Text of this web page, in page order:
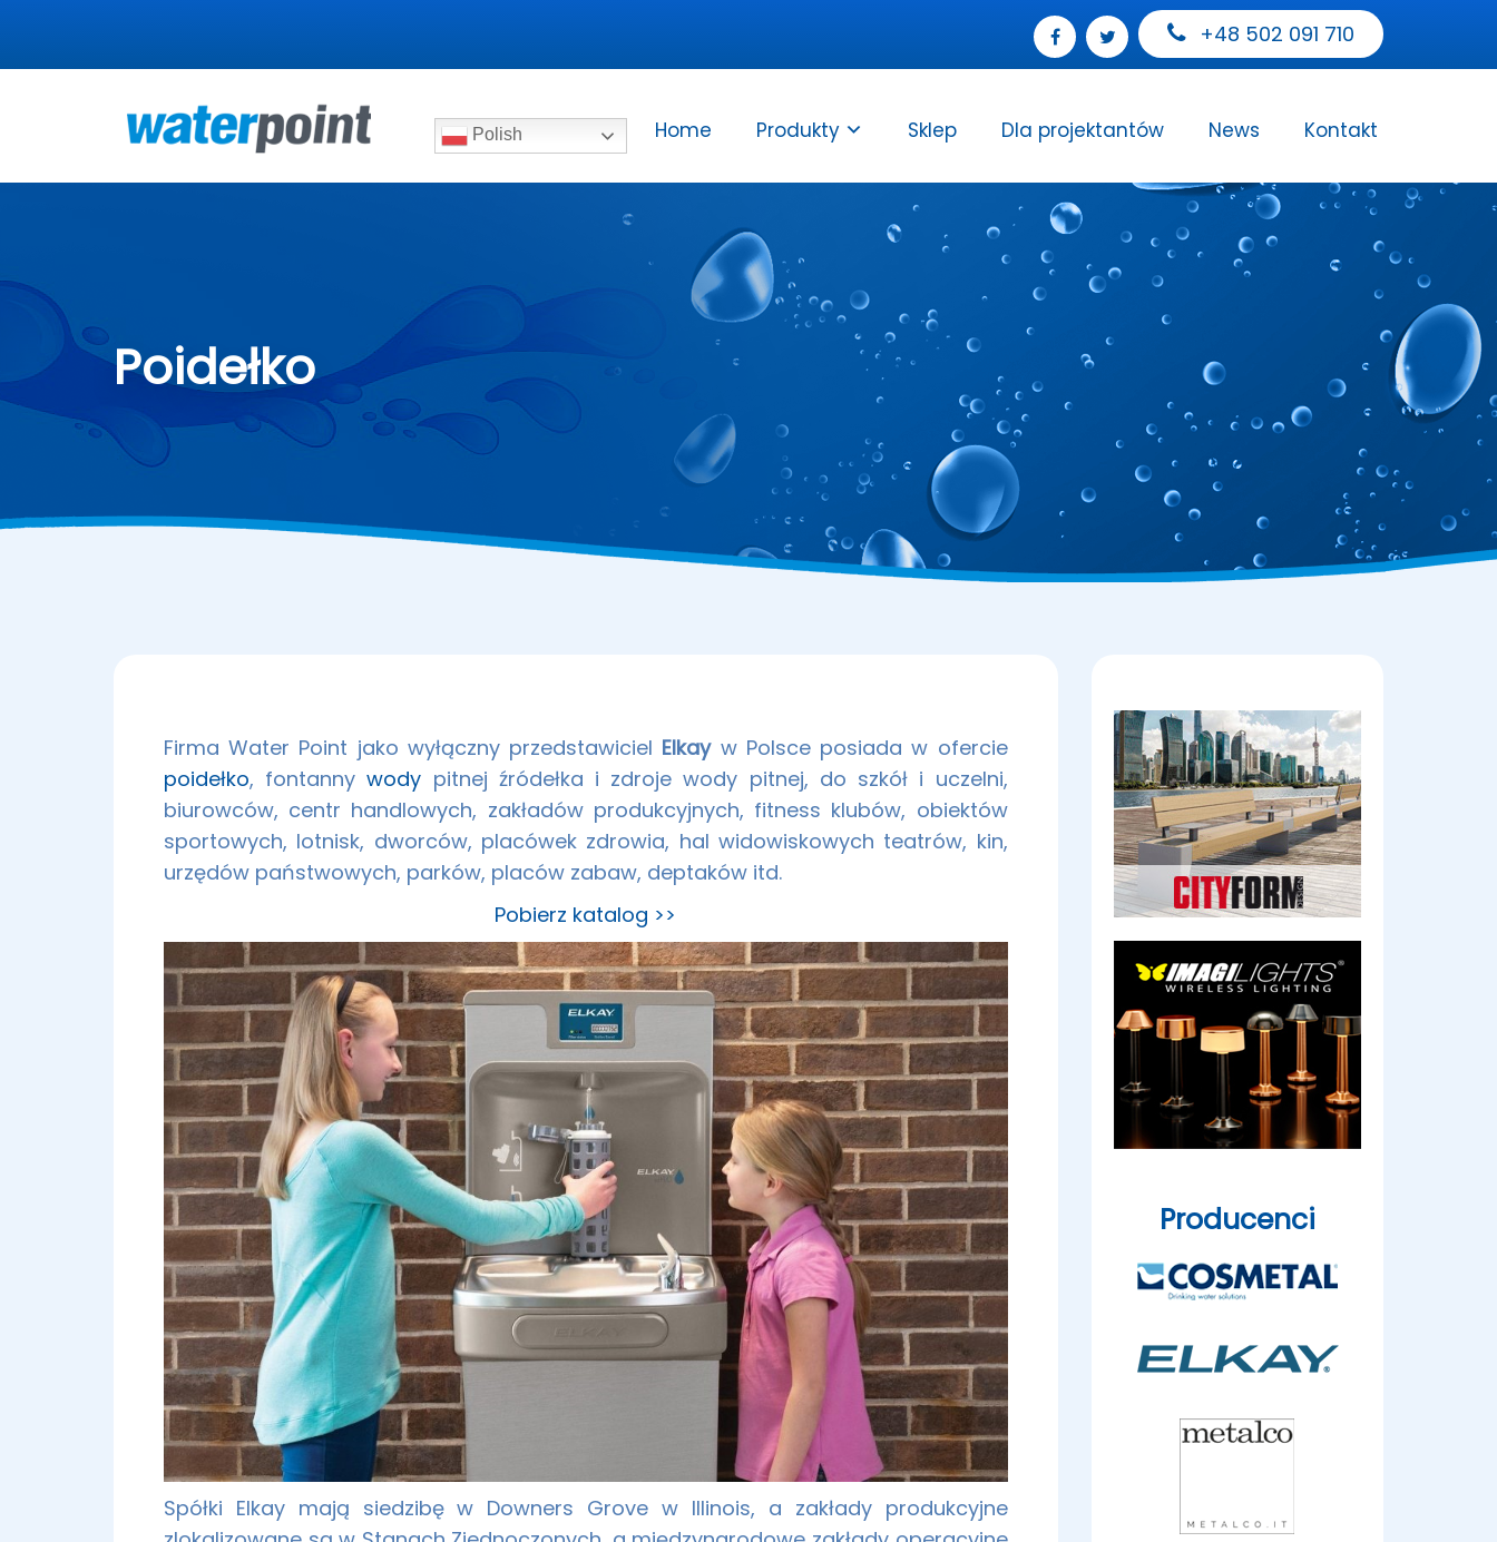
+48 502 091 710
Polish Home Produkty Sklep Dla projektantów News Kontakt
Poidełko
Firma Water Point jako wyłączny przedstawiciel Elkayw Polsce posiada w ofercie
poidełko, fontannywody pitnej źródełka i zdroje wody pitnej, do szkół i uczelni,
biurowców, centr handlowych, zakładów produkcyjnych, fitness klubów, obiektów
sportowych, lotnisk, dworców, placówek zdrowia, hal widowiskowych teatrów, kin,
urzędów państwowych, parków, placów zabaw, deptaków itd.
Pobierz katalog >>
Spółki Elkay mają siedzibę w Downers Grove w Illinois, a zakłady produkcyjne
Producenci